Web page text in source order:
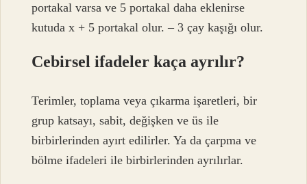
portakal varsa ve 5 portakal daha eklenirse
kutuda x + 5 portakal olur. – 3 çay kaşığı olur.
Cebirsel ifadeler kaça ayrılır?
Terimler, toplama veya çıkarma işaretleri, bir
grup katsayı, sabit, değişken ve üs ile
birbirlerinden ayırt edilirler. Ya da çarpma ve
bölme ifadeleri ile birbirlerinden ayrılırlar.